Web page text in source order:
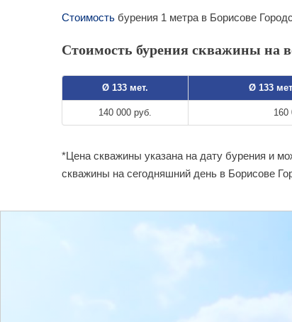
Стоимость бурения 1 метра в Борисове
Стоимость бурения скважины на
Ø 133 мет. Ø 133
140 000 руб. 160
*Цена скважины указана на дату бурения и
скважины на сегодняшний день в Борисове